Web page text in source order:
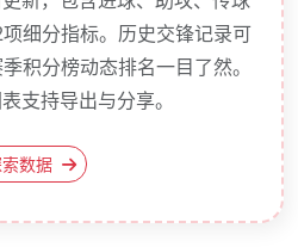
细分指标。历史交锋记录可
积分榜动态排名一目了然。
支持导出与分享。
数据